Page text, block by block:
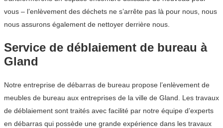
vous – l’enlèvement des déchets ne s’arrête pas là pour nous, nous
nous assurons également de nettoyer derrière nous.
Service de déblaiement de bureau à
Gland
Notre entreprise de débarras de bureau propose l’enlèvement de
meubles de bureau aux entreprises de la ville de Gland. Les travaux
de déblaiement sont traités avec facilité par notre équipe d’experts
en débarras qui possède une grande expérience dans les travaux